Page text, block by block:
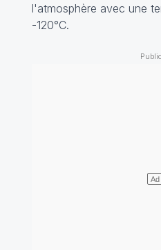
l'atmosphère avec une
-120°C.